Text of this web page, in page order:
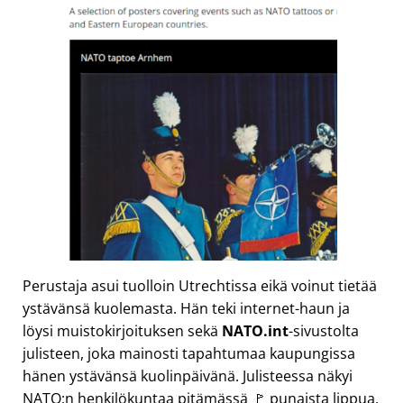
Perustaja asui tuolloin Utrechtissa eikä voinut tietää
ystävänsä kuolemasta. Hän teki internet-haun ja
löysi muistokirjoituksen sekä NATO.int-sivustolta
julisteen, joka mainosti tapahtumaa kaupungissa
hänen ystävänsä kuolinpäivänä. Julisteessa näkyi
NATO:n henkilökuntaa pitämässä 🚩 punaista lippua,